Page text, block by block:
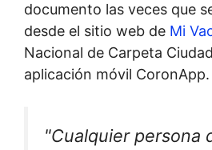
documento las veces que
desde el sitio web de Mi
Nacional de Carpeta
aplicación móvil CoronApp.
"Cualquier persona